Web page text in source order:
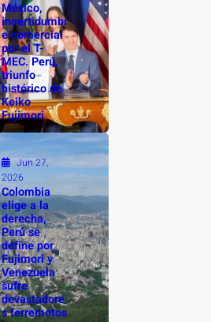
México,
incertidumbr
e comercial
por el T-
MEC. Perú,
triunfo
histórico de
Keiko
Fujimori
Jun 27,
2026
Colombia
elige a la
derecha,
Perú se
define por
Fujimori y
Venezuela
sufre
devastadore
s terremotos